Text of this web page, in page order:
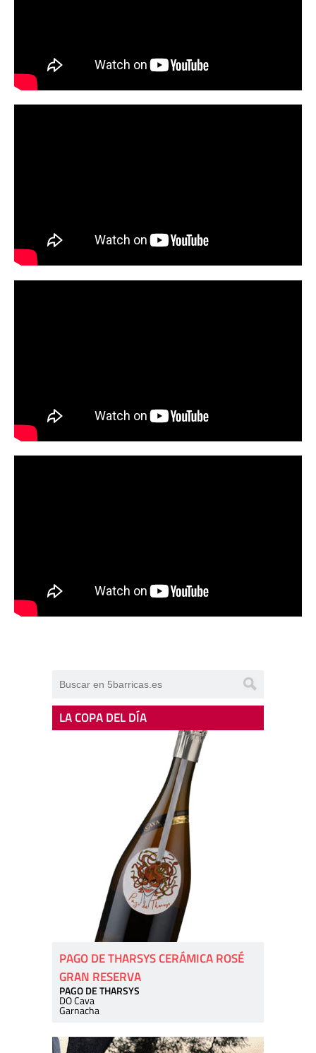
LA COPA DEL DÍA
PAGO DE THARSYS CERÁMICA ROSÉ
GRAN RESERVA
PAGO DE THARSYS
DO Cava
Garnacha